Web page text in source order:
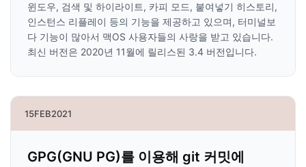
윈도우, 검색 및 하이라이트, 카피 모드, 붙여넣기 히스토리,
인스턴스 리플레이 등의 기능을 제공하고 있으며, 터미널보
다 기능이 많아서 맥OS 사용자들의 사랑을 받고 있습니다.
최신 버전은 2020년 11월에 릴리스된 3.4 버전입니다.
15FEB2021
GPG(GNU PG)를 이용해 git 커밋에